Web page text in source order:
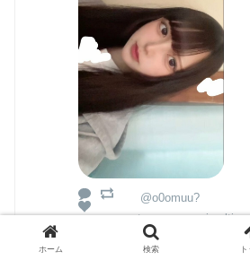
@o0omuu?
ホーム 検索